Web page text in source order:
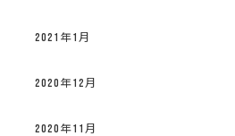
2021年1月
2020年12月
2020年11月